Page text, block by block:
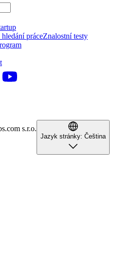
práceZnalostní testy
s.r.o.
Jazyk stránky: Čeština